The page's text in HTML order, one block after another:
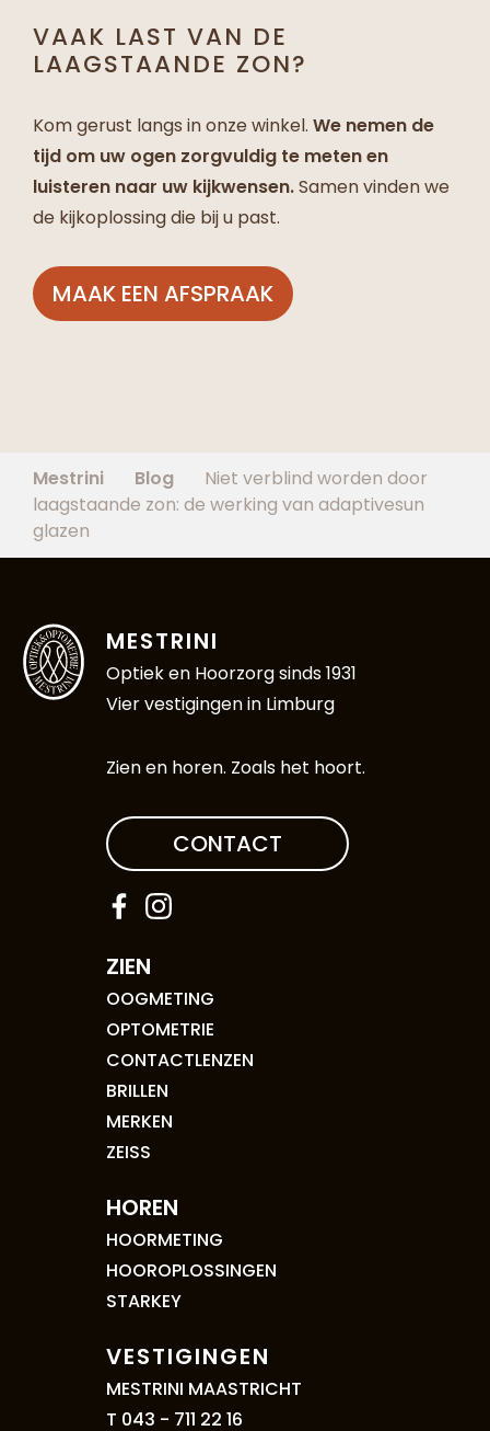
VAAK LAST VAN DE
LAAGSTAANDE ZON?
Kom gerust langs in onze winkel. We nemen de
tijd om uw ogen zorgvuldig te meten en
luisteren naar uw kijkwensen.Samen vinden we
de kijkoplossing die bij u past.
MAAK EEN AFSPRAAK
Mestrini Blog
Niet verblind worden door
laagstaande zon: de werking van adaptivesun
glazen
MESTRINI
Optiek en Hoorzorg sinds 1931
Vier vestigingen in Limburg
Zien en horen. Zoals het hoort.
CONTACT
ZIEN
OOGMETING
OPTOMETRIE
CONTACTLENZEN
BRILLEN
MERKEN
ZEISS
HOREN
HOORMETING
HOOROPLOSSINGEN
STARKEY
VESTIGINGEN
MESTRINI MAASTRICHT
T 043 - 711 22 16